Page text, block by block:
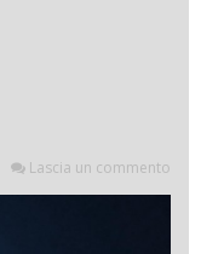
Lascia un commento